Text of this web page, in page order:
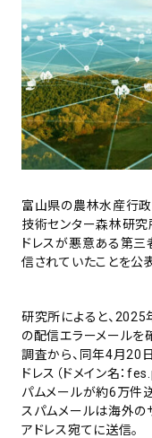
富山県の農林水産行
技術センター森林研究
ドレスが悪意ある第三
信されていたことを公
研究所によると、
の配信エラーメールを
調査から、同年4月20
ドレス（ドメイン名：
パムメールが約6万件
スパムメールは海外の
アドレス宛てに送信。